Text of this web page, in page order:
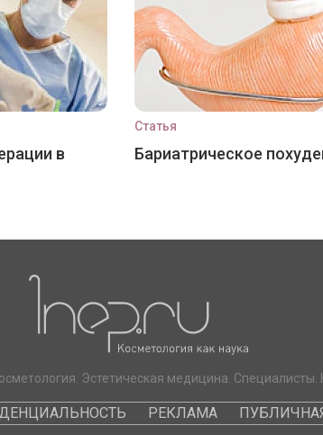
в
Статья
Бариатрическое
Эстетическая медицина. Специалисты.
РЕКЛАМА